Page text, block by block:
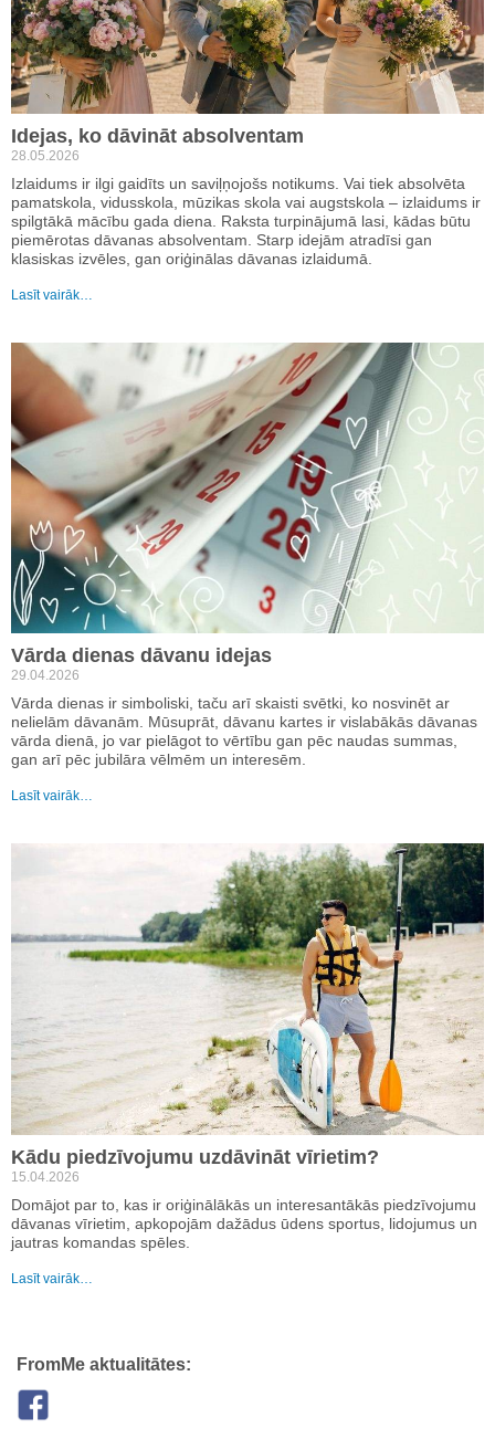
Idejas, ko dāvināt absolventam
28.05.2026
Izlaidums ir ilgi gaidīts un saviļņojošs notikums. Vai tiek absolvēta
pamatskola, vidusskola, mūzikas skola vai augstskola – izlaidums ir
spilgtākā mācību gada diena. Raksta turpinājumā lasi, kādas būtu
piemērotas dāvanas absolventam. Starp idejām atradīsi gan
klasiskas izvēles, gan oriģinālas dāvanas izlaidumā.
Lasīt vairāk…
Vārda dienas dāvanu idejas
29.04.2026
Vārda dienas ir simboliski, taču arī skaisti svētki, ko nosvinēt ar
nelielām dāvanām. Mūsuprāt, dāvanu kartes ir vislabākās dāvanas
vārda dienā, jo var pielāgot to vērtību gan pēc naudas summas,
gan arī pēc jubilāra vēlmēm un interesēm.
Lasīt vairāk…
Kādu piedzīvojumu uzdāvināt vīrietim?
15.04.2026
Domājot par to, kas ir oriģinālākās un interesantākās piedzīvojumu
dāvanas vīrietim, apkopojām dažādus ūdens sportus, lidojumus un
jautras komandas spēles.
Lasīt vairāk…
FromMe aktualitātes: